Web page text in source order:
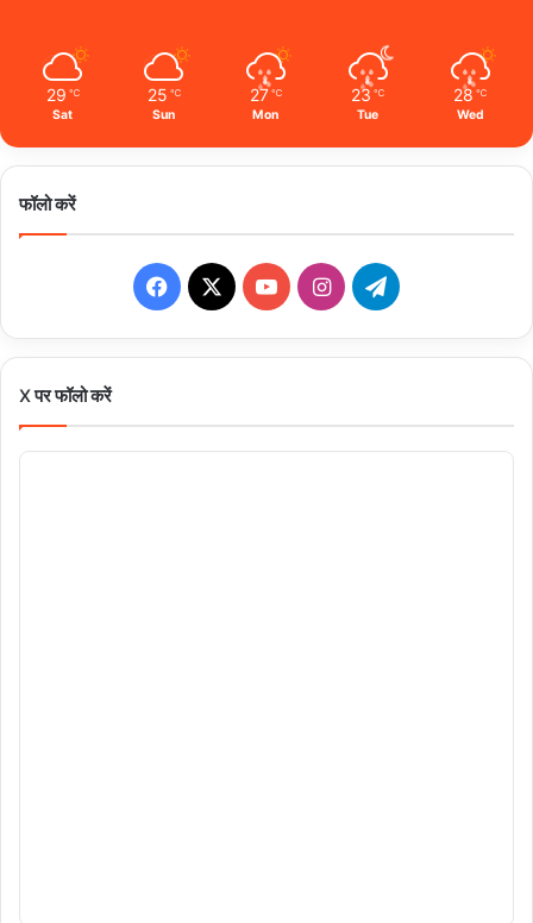
29 ℃
Sat
25 ℃
Sun
27 ℃
Mon
23 ℃
Tue
28 ℃
Wed
फॉलो करें
Facebook
X YouTubeInstagramTelegram
X पर फॉलो करें